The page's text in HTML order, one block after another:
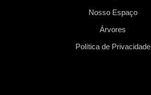
Nosso Espaço
Árvores
Política de Privacidade